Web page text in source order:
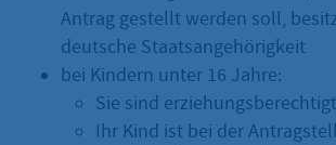
Antrag gestellt werden soll,
deutsche Staatsangehörigkeit
bei Kindern unter 16 Jahre:
Sie sind
Ihr Kind ist bei der